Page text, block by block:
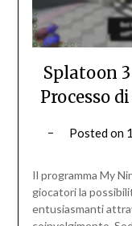
Splatoon
Processo
Posted on
Il programma My
giocatori la
entusiasmanti